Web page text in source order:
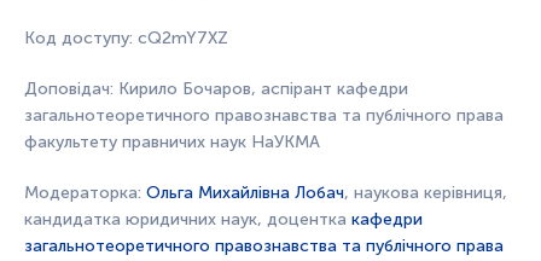
Код доступу: cQ2mY7XZ
Доповідач: Кирило Бочаров, аспірант кафедри
загальнотеоретичного правознавства та публічного права
факультету правничих наук НаУКМА
Модераторка: Ольга Михайлівна Лобач, наукова керівниця,
кандидатка юридичних наук, доцентка кафедри
загальнотеоретичного правознавства та публічного права